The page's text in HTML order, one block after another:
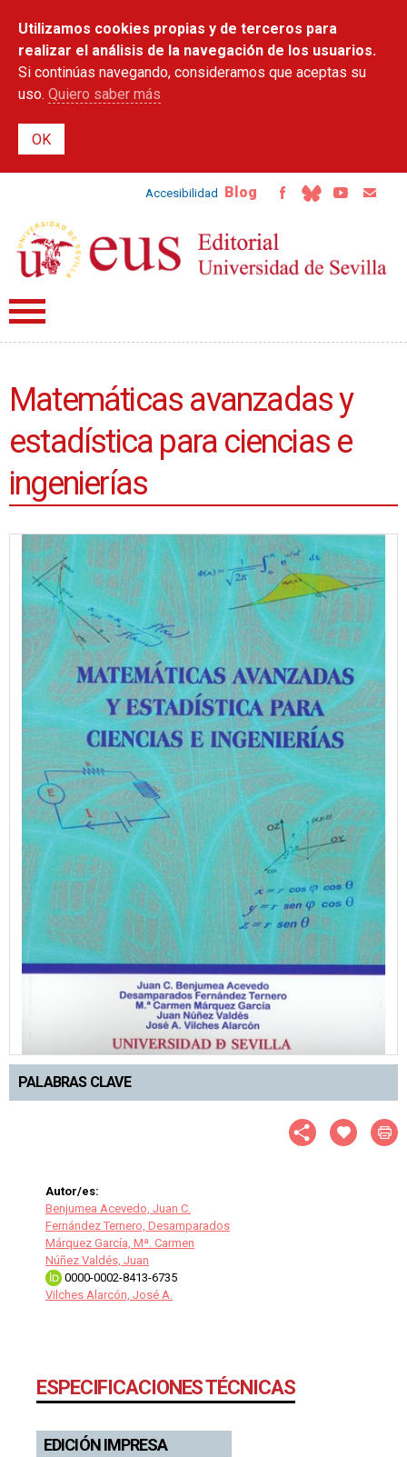
contenido
principal
Utilizamos cookies propias y de terceros para
realizar el análisis de la navegación de los usuarios.
Si continúas navegando, consideramos que aceptas su
uso. Quiero saber más
Accesibilidad Blog
Matemáticas avanzadas y
estadística para ciencias e
ingenierías
PALABRAS CLAVE
Autor/es:
Benjumea Acevedo, Juan C.
Fernández Ternero, Desamparados
Márquez García, Mª. Carmen
Núñez Valdés, Juan
0000-0002-8413-6735
Vilches Alarcón, José A.
ESPECIFICACIONES TÉCNICAS
EDICIÓN IMPRESA